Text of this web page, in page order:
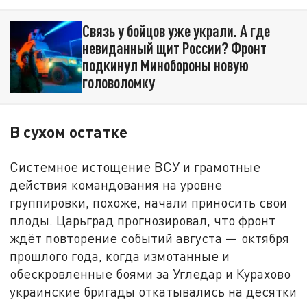
Связь у бойцов уже украли. А где
невиданный щит России? Фронт
подкинул Минобороны новую
головоломку
В сухом остатке
Системное истощение ВСУ и грамотные
действия командования на уровне
группировки, похоже, начали приносить свои
плоды. Царьград прогнозировал, что фронт
ждёт повторение событий августа — октября
прошлого года, когда измотанные и
обескровленные боями за Угледар и Курахово
украинские бригады откатывались на десятки